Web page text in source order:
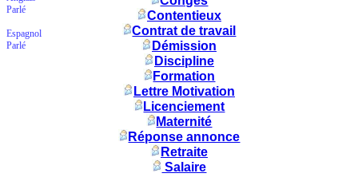
Parlé
Espagnol
Parlé
Contentieux
Contrat de travail
Démission
Discipline
Formation
Lettre Motivation
Licenciement
Maternité
Réponse annonce
Retraite
Salaire